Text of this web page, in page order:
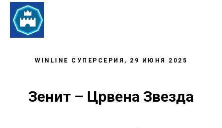
WINLINE СУПЕРСЕРИЯ, 29 ИЮНЯ 2025
Зенит – Црвена Звезда